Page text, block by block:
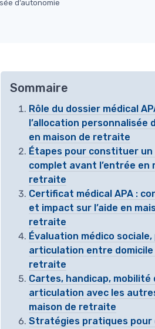
d’autonomie
Sommaire
Rôle du dossier médical
l’allocation personnalisée
en maison de retraite
Étapes pour constituer un
complet avant l’entrée en
retraite
Certificat médical APA :
et impact sur l’aide en
retraite
Évaluation médico sociale,
articulation entre domicile
retraite
Cartes, handicap, mobilité
articulation avec les
maison de retraite
Stratégies pratiques pour